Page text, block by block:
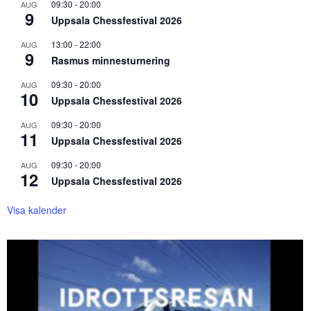
AUG
9
09:30 -20:00
Uppsala Chessfestival 2026
AUG
9
13:00 -22:00
Rasmus minnesturnering
AUG
10
09:30 -20:00
Uppsala Chessfestival 2026
AUG
11
09:30 -20:00
Uppsala Chessfestival 2026
AUG
12
09:30 -20:00
Uppsala Chessfestival 2026
Visa kalender